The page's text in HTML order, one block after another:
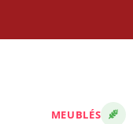
MEUBLÉS